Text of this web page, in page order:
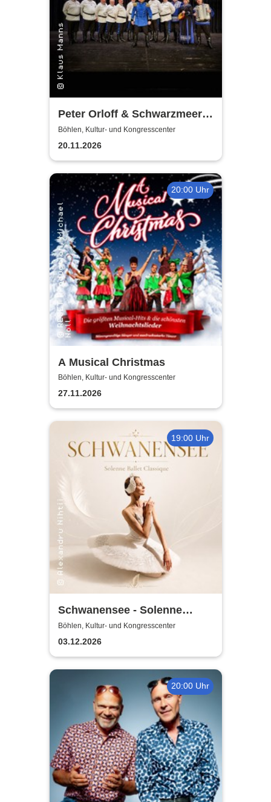
Peter Orloff & Schwarzmeer
Kosaken Chor - Die
Abschiedstournee
Böhlen, Kultur- und Kongresscenter
20.11.2026
20:00 Uhr
A Musical Christmas
Böhlen, Kultur- und Kongresscenter
27.11.2026
19:00 Uhr
Schwanensee - Solenne
Ballet Classique
Böhlen, Kultur- und Kongresscenter
03.12.2026
20:00 Uhr